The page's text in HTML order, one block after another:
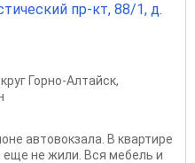
пр-кт, 88/1, д.
Горно-Алтайск,
автовокзала. В квартире
не жили. Вся мебель и